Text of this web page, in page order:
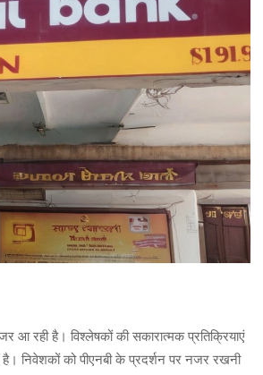
रही है। विश्लेषकों की सकारात्मक प्रतिक्रियाएं
निवेशकों को पीएनबी के प्रदर्शन पर नजर रखनी